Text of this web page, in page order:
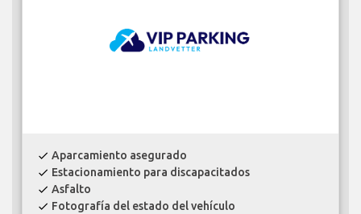
check Aparcamiento asegurado
check Estacionamiento para discapacitados
check Asfalto
check Fotografía del estado del vehículo